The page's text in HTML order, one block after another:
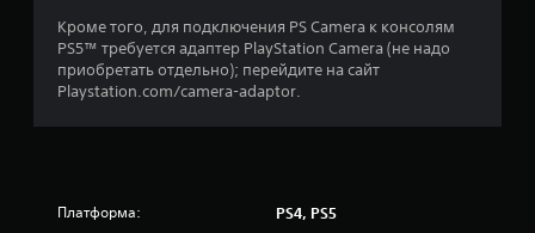
з
Кроме того, для подключения PS Camera к консолям
PS5™ требуется адаптер PlayStation Camera (не надо
приобретать отдельно); перейдите на сайт
Playstation.com/camera-adaptor.
Платформа: PS4, PS5